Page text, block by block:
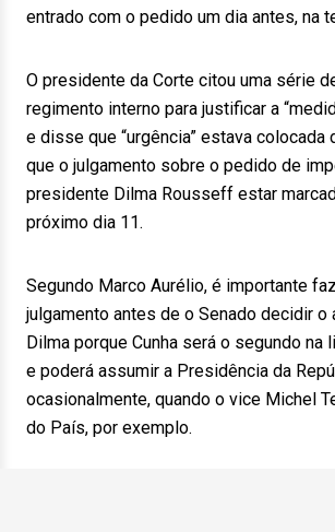
entrado com o pedido um dia antes, na
O presidente da Corte citou uma série
regimento interno para justificar a
e disse que “urgência” estava colocada
que o julgamento sobre o pedido de
presidente Dilma Rousseff estar
próximo dia 11.
Segundo Marco Aurélio, é importante
julgamento antes de o Senado decidir o
Dilma porque Cunha será o segundo na
e poderá assumir a Presidência da
ocasionalmente, quando o vice Michel
do País, por exemplo.